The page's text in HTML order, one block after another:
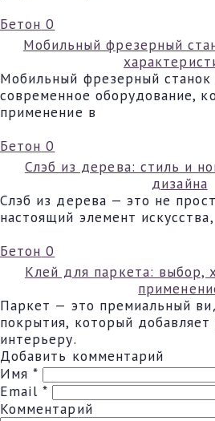
Бетон 0
Мобильный фрезерный
Мобильный фрезерный
современное оборудование,
применение в
Бетон 0
Слэб из дерева: стиль и
дизайна
Слэб из дерева — это не
настоящий элемент
Бетон 0
Клей для паркета: выбор,
Паркет — это премиальный
покрытия, который
интерьеру.
Добавить комментарий
Имя*
Email*
Комментарий